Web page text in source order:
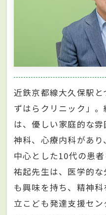
近鉄京都線大久保駅
ずはらクリニック」
は、優しい家庭的な
神科、心療内科があ
中心とした10代の患
祐起先生は、医学的
も興味を持ち、精神
立こども発達支援セン